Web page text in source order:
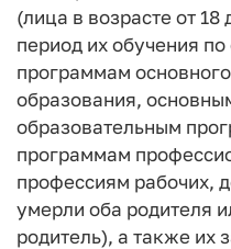
(лица в возрасте от 18
период их обучения
программам
образования,
образовательным
программам
профессиям рабочих,
умерли оба родителя
родитель), а также их